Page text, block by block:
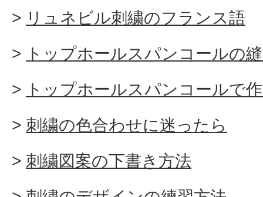
リュネビル刺繍のフランス語
トップホールスパンコールの
トップホールスパンコールで
刺繍の色合わせに迷ったら
刺繍図案の下書き方法